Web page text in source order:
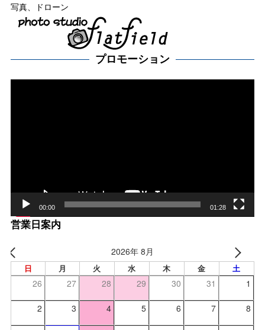
写真、ドローン
プロモーション
00:00 01:28
営業日案内
2026年 8月
日 月 火 水 木 金 土
26 27 28 29 30 31 1
2 3 4 5 6 7 8